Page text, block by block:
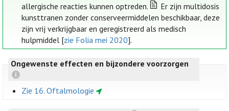
allergische reacties kunnen optreden.
Er zijn multidosis
kunsttranen zonder conserveermiddelen beschikbaar, deze
zijn vrij verkrijgbaar en geregistreerd als medisch
hulpmiddel [zie Folia mei 2020].
Ongewenste effecten en bijzondere voorzorgen
Zie 16. Oftalmologie